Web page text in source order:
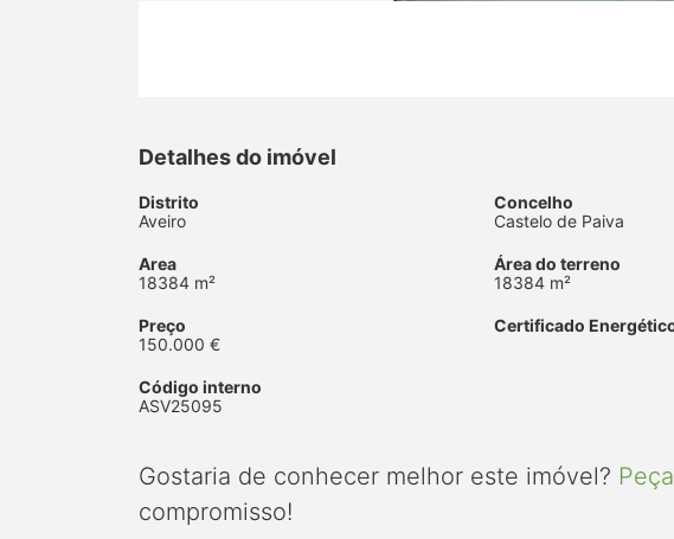
Detalhes do imóvel
Distrito
Aveiro
Concelho
Castelo de Paiva
Area
18384 m²
Área do terreno
18384 m²
Preço
150.000 €
Certificado
Código interno
ASV25095
Gostaria de conhecer melhor este imóvel?
compromisso!